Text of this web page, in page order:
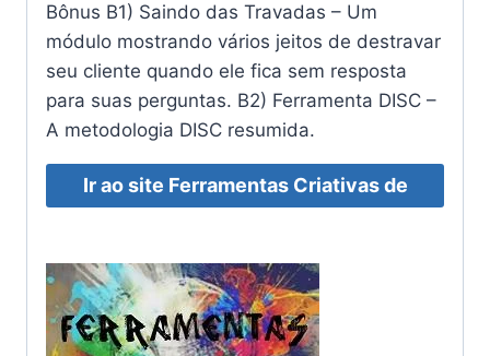
Bônus B1) Saindo das Travadas – Um
módulo mostrando vários jeitos de destravar
seu cliente quando ele fica sem resposta
para suas perguntas. B2) Ferramenta DISC –
A metodologia DISC resumida.
Ir ao site Ferramentas Criativas de